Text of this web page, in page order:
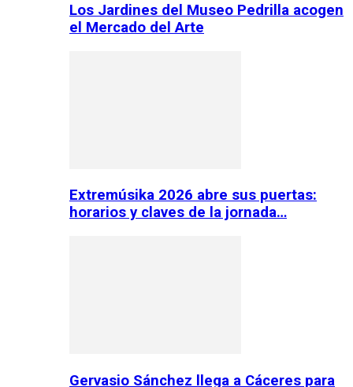
Los Jardines del Museo Pedrilla acogen
el Mercado del Arte
Extremúsika 2026 abre sus puertas:
horarios y claves de la jornada…
Gervasio Sánchez llega a Cáceres para